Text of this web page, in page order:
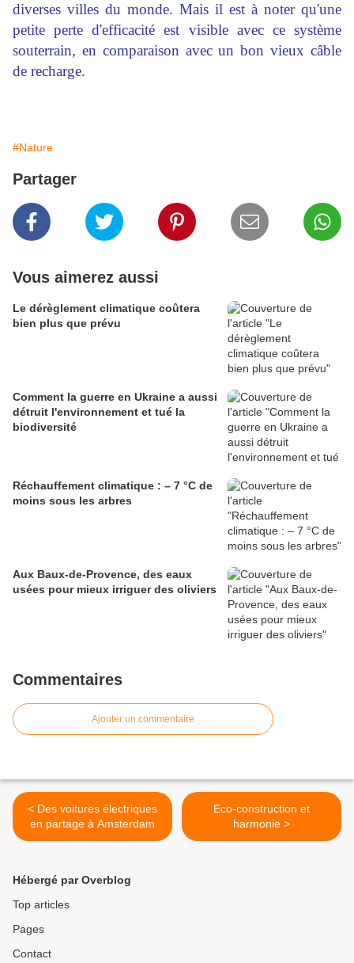
diverses villes du monde. Mais il est à noter qu'une
petite perte d'efficacité est visible avec ce système
souterrain, en comparaison avec un bon vieux câble
de recharge.
#Nature
Partager
Vous aimerez aussi
Le dérèglement climatique coûtera
bien plus que prévu
Comment la guerre en Ukraine a aussi
détruit l'environnement et tué la
biodiversité
Réchauffement climatique : – 7 °C de
moins sous les arbres
Aux Baux-de-Provence, des eaux
usées pour mieux irriguer des oliviers
Commentaires
Ajouter un commentaire
< Des voitures électriques
en partage à Amsterdam
Eco-construction et
harmonie >
Hébergé par Overblog
Top articles
Pages
Contact